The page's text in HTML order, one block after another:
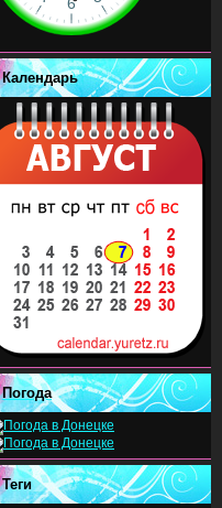
Календарь
Погода
Теги